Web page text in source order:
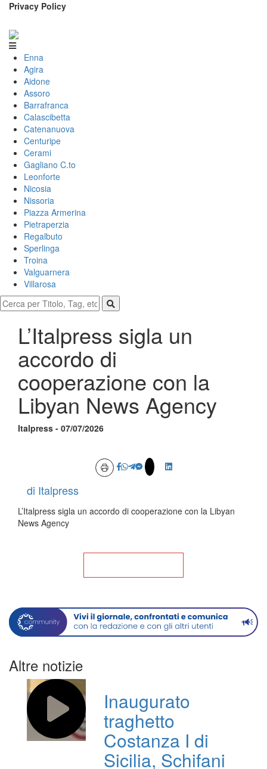
Privacy Policy
Enna
Agira
Aidone
Assoro
Barrafranca
Calascibetta
Catenanuova
Centuripe
Cerami
Gagliano C.to
Leonforte
Nicosia
Nissoria
Piazza Armerina
Pietraperzia
Regalbuto
Sperlinga
Troina
Valguarnera
Villarosa
L’Italpress sigla un
accordo di
cooperazione con la
Libyan News Agency
Italpress - 07/07/2026
di Italpress
L’Italpress sigla un accordo di cooperazione con la Libyan
News Agency
Altre notizie
Inaugurato
traghetto
Costanza I di
Sicilia, Schifani